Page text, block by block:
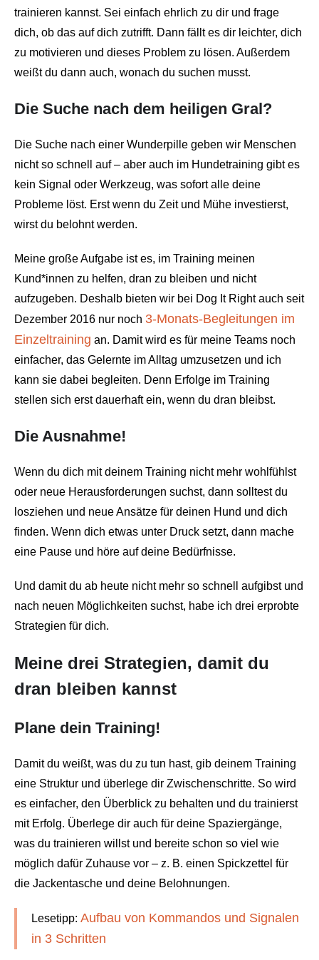
trainieren kannst. Sei einfach ehrlich zu dir und frage
dich, ob das auf dich zutrifft. Dann fällt es dir leichter, dich
zu motivieren und dieses Problem zu lösen. Außerdem
weißt du dann auch, wonach du suchen musst.
Die Suche nach dem heiligen Gral?
Die Suche nach einer Wunderpille geben wir Menschen
nicht so schnell auf – aber auch im Hundetraining gibt es
kein Signal oder Werkzeug, was sofort alle deine
Probleme löst. Erst wenn du Zeit und Mühe investierst,
wirst du belohnt werden.
Meine große Aufgabe ist es, im Training meinen
Kund*innen zu helfen, dran zu bleiben und nicht
aufzugeben. Deshalb bieten wir bei Dog It Right auch seit
Dezember 2016 nur noch 3-Monats-Begleitungen im
Einzeltraining an. Damit wird es für meine Teams noch
einfacher, das Gelernte im Alltag umzusetzen und ich
kann sie dabei begleiten. Denn Erfolge im Training
stellen sich erst dauerhaft ein, wenn du dran bleibst.
Die Ausnahme!
Wenn du dich mit deinem Training nicht mehr wohlfühlst
oder neue Herausforderungen suchst, dann solltest du
losziehen und neue Ansätze für deinen Hund und dich
finden. Wenn dich etwas unter Druck setzt, dann mache
eine Pause und höre auf deine Bedürfnisse.
Und damit du ab heute nicht mehr so schnell aufgibst und
nach neuen Möglichkeiten suchst, habe ich drei erprobte
Strategien für dich.
Meine drei Strategien, damit du
dran bleiben kannst
Plane dein Training!
Damit du weißt, was du zu tun hast, gib deinem Training
eine Struktur und überlege dir Zwischenschritte. So wird
es einfacher, den Überblick zu behalten und du trainierst
mit Erfolg. Überlege dir auch für deine Spaziergänge,
was du trainieren willst und bereite schon so viel wie
möglich dafür Zuhause vor – z. B. einen Spickzettel für
die Jackentasche und deine Belohnungen.
Lesetipp: Aufbau von Kommandos und Signalen
in 3 Schritten